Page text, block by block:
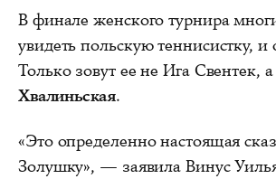
В финале женского турнира
увидеть польскую теннисистку,
Только зовут ее не Ига Свентек, а
Хвалиньская.
«Это определенно настоящая
Золушку», — заявила Винус